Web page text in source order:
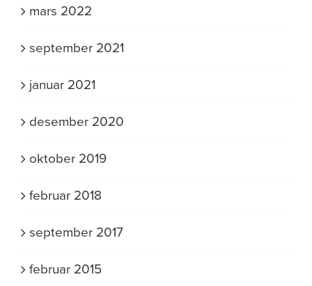
mars 2022
september 2021
januar 2021
desember 2020
oktober 2019
februar 2018
september 2017
februar 2015